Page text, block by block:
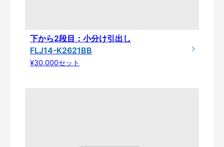
下から2段目：小分け引出し
FLJ14-K2621BB
¥30,000セット